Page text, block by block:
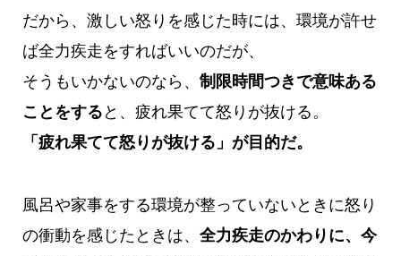
だから、激しい怒りを感じた時には、環境が許せ
ば全力疾走をすればいいのだが、
そうもいかないのなら、 制限時間つきで意味ある
ことをする と、疲れ果てて怒りが抜ける。
「疲れ果てて怒りが抜ける」が目的だ。
風呂や家事をする環境が整っていないときに怒り
の衝動を感じたときは、 全力疾走のかわりに、今